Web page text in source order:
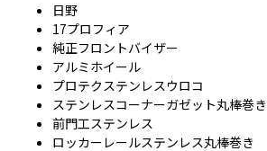
日野
17プロフィア
純正フロントバイザー
アルミホイール
プロテクステンレスウロコ
ステンレスコーナーガゼット丸棒巻き
前門工ステンレス
ロッカーレールステンレス丸棒巻き